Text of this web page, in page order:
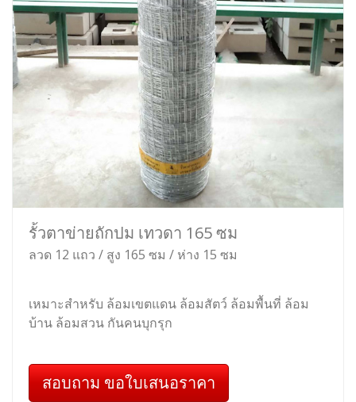
รั้วตาข่ายถักปม เทวดา 165 ซม
ลวด 12 แถว / สูง 165 ซม / ห่าง 15 ซม
เหมาะสำหรับ ล้อมเขตแดน ล้อมสัตว์ ล้อมพื้นที่ ล้อม
บ้าน ล้อมสวน กันคนบุกรุก
สอบถาม ขอใบเสนอราคา